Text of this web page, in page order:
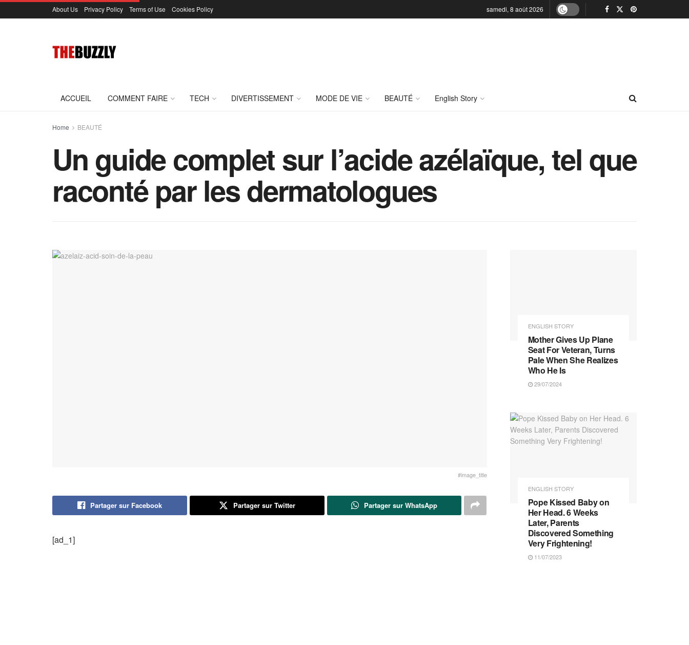
About Us Privacy Policy Terms of Use Cookies Policy samedi, 8 août 2026
ACCUEIL COMMENT FAIRE TECH DIVERTISSEMENT MODE DE VIE BEAUTÉ English Story
Home BEAUTÉ
Un guide complet sur l’acide azélaïque, tel que
raconté par les dermatologues
#image_title
Partager sur Facebook Partager sur Twitter Partager sur WhatsApp
[ad_1]
ENGLISH STORY
Mother Gives Up Plane
Seat For Veteran, Turns
Pale When She Realizes
Who He Is
29/07/2024
ENGLISH STORY
Pope Kissed Baby on
Her Head. 6 Weeks
Later, Parents
Discovered Something
Very Frightening!
11/07/2023